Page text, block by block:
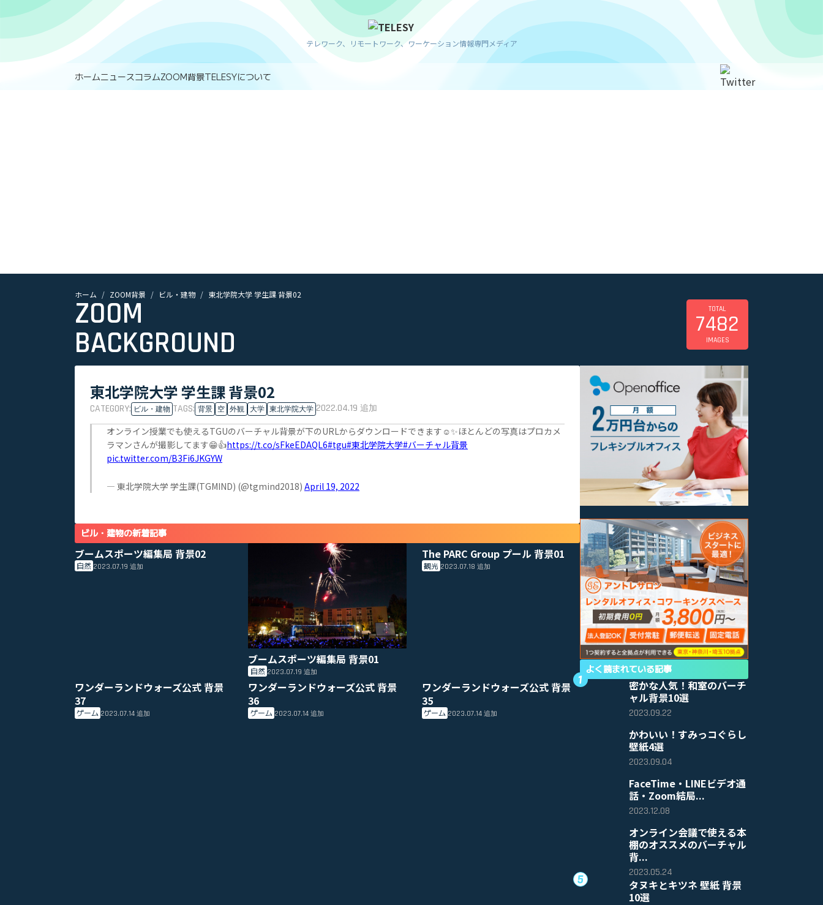
テレワーク、リモートワーク、ワーケーション情報専門メディア
ホームニュースコラムZOOM背景TELESYについて
ホーム ZOOM背景 ビル・建物 東北学院大学 学生課 背景02
ZOOM
BACKGROUND
TOTAL
7482
IMAGES
東北学院大学 学生課 背景02
CATEGORY: ビル・建物 TAGS: 背景 空 外観 大学 東北学院大学 2022.04.19追加
オンライン授業でも使えるTGUのバーチャル背景が下のURLからダウンロードできます☺️✨ほとんどの写真はプロカメ
ラマンさんが撮影してます😁👍https://t.co/sFkeEDAQL6#tgu#東北学院大学#バーチャル背景
pic.twitter.com/B3Fi6JKGYW
— 東北学院大学 学生課(TGMIND) (@tgmind2018) April 19, 2022
ビル・建物の新着記事
ブームスポーツ編集局 背景02
自然 2023.07.19追加
ブームスポーツ編集局 背景01
自然 2023.07.19 追加
The PARC Group プール 背景01
観光 2023.07.18追加
ワンダーランドウォーズ公式 背景
37
ゲーム 2023.07.14追加
ワンダーランドウォーズ公式 背景
36
ゲーム 2023.07.14 追加
ワンダーランドウォーズ公式 背景
35
ゲーム 2023.07.14追加
よく読まれている記事
密かな人気！和室のバーチ
ャル背景10選
2023.09.22
かわいい！すみっコぐらし
壁紙4選
2023.09.04
FaceTime・LINEビデオ通
話・Zoom結局...
2023.12.08
オンライン会議で使える本
棚のオススメのバーチャル
背...
2023.05.24
タヌキとキツネ 壁紙 背景
10選